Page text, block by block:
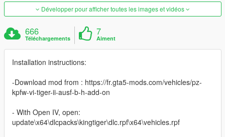
Développer pour afficher toutes les images et vidéos
666
Téléchargements
7
Aiment
Installation instructions:
-Download mod from : https://fr.gta5-mods.com/vehicles/pz-
kpfw-vi-tiger-ii-ausf-b-h-add-on
- With Open IV, open:
update\x64\dlcpacks\kingtiger\dlc.rpf\x64\vehicles.rpf